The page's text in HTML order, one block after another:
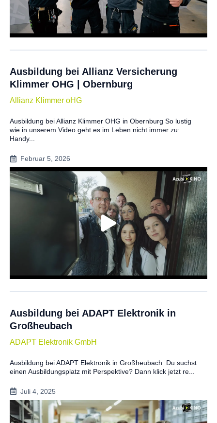
Ausbildung bei Allianz Versicherung
Klimmer OHG | Obernburg
Allianz Klimmer oHG
Ausbildung bei Allianz Klimmer OHG in Obernburg So lustig
wie in unserem Video geht es im Leben nicht immer zu:
Handy...
Februar 5, 2026
Ausbildung bei ADAPT Elektronik in
Großheubach
ADAPT Elektronik GmbH
Ausbildung bei ADAPT Elektronik in Großheubach Du suchst
einen Ausbildungsplatz mit Perspektive? Dann klick jetzt re...
Juli 4, 2025